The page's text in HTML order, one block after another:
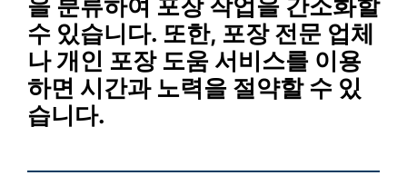
을 분류하여 포장 작업을 간소화할
수 있습니다. 또한, 포장 전문 업체
나 개인 포장 도움 서비스를 이용
하면 시간과 노력을 절약할 수 있
습니다.